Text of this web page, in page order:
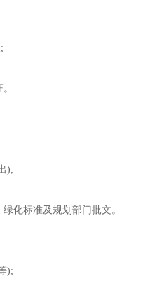
);
化标准及规划部门批文。
);